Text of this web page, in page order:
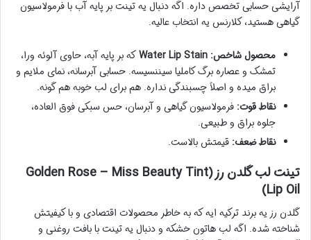
آرایشی حسابی تخصص داره. اگه دنبال یه تینت بر پایه آب با فرمولاسیون
گیاهی هستید، کلارنس یه انتخاب عالیه.
محصول شاخص: Water Lip Stainکه بر پایه آبه، حاوی آلوئه ورا،
تمشک و عصاره برگ کاملیا سیننسیسه. حسابی آبرسانه، نمای ملایم و
براق میده و اصلاً چسبندگی نداره. هم برای لب خوبه هم گونه.
نقاط قوت: فرمولاسیون گیاهی و آبرسان، حس سبکی فوق العاده،
جلوه براق و طبیعی.
نقاط ضعف: قیمتش بالاست.
تینت لب گلدن رز (Golden Rose – Miss Beauty Tint
Lip Oil)
گلدن رز یه برند ترکیه ایه که به خاطر محصولات اقتصادی و با کیفیتش
شناخته شده. اگه لب هاتون خشکه و دنبال یه تینت با بافت روغنی و